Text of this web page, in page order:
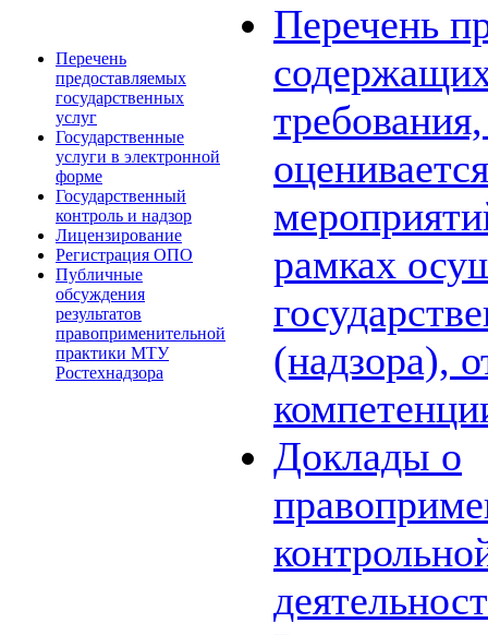
Перечень
предоставляемых
государственных
услуг
Государственные
услуги в электронной
форме
Государственный
контроль и надзор
Лицензирование
Регистрация ОПО
Публичные
обсуждения
результатов
правоприменительной
практики МТУ
Ростехнадзора
Перечень
рамках
(надзора),
Доклады о